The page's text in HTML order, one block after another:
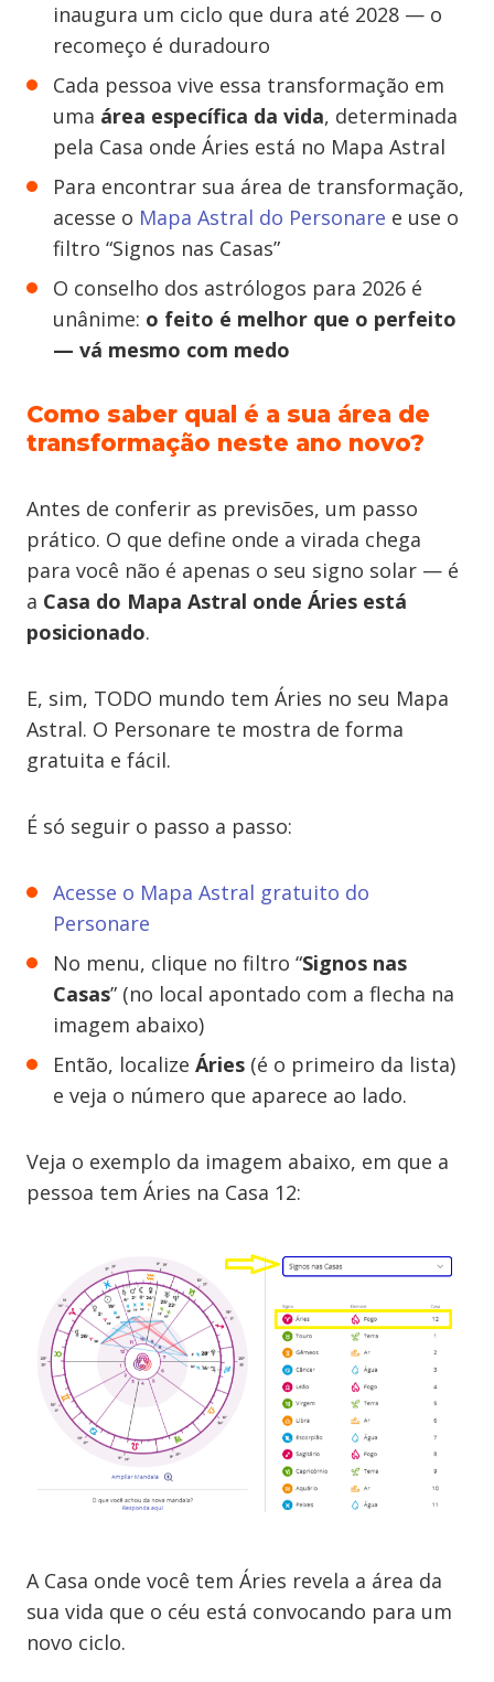
inaugura um ciclo que dura até 2028 — o
recomeço é duradouro
Cada pessoa vive essa transformação em
uma área específica da vida, determinada
pela Casa onde Áries está no Mapa Astral
Para encontrar sua área de transformação,
acesse o Mapa Astral do Personare e use o
filtro “Signos nas Casas”
O conselho dos astrólogos para 2026 é
unânime: o feito é melhor que o perfeito
— vá mesmo com medo
Como saber qual é a sua área de
transformação neste ano novo?
Antes de conferir as previsões, um passo
prático. O que define onde a virada chega
para você não é apenas o seu signo solar — é
a Casa do Mapa Astral onde Áries está
posicionado.
E, sim, TODO mundo tem Áries no seu Mapa
Astral. O Personare te mostra de forma
gratuita e fácil.
É só seguir o passo a passo:
Acesse o Mapa Astral gratuito do
Personare
No menu, clique no filtro “Signos nas
Casas” (no local apontado com a flecha na
imagem abaixo)
Então, localize Áries (é o primeiro da lista)
e veja o número que aparece ao lado.
Veja o exemplo da imagem abaixo, em que a
pessoa tem Áries na Casa 12:
A Casa onde você tem Áries revela a área da
sua vida que o céu está convocando para um
novo ciclo.